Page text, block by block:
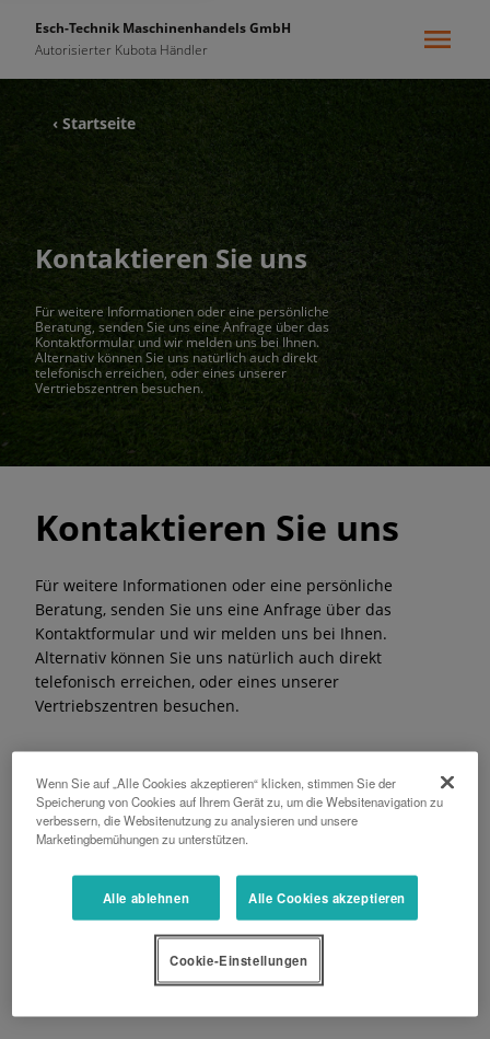
Esch-Technik Maschinenhandels GmbH
Autorisierter Kubota Händler
‹ Startseite
Kontaktieren Sie uns
Für weitere Informationen oder eine persönliche
Beratung, senden Sie uns eine Anfrage über das
Kontaktformular und wir melden uns bei Ihnen.
Alternativ können Sie uns natürlich auch direkt
telefonisch erreichen, oder eines unserer
Vertriebszentren besuchen.
Kontaktieren Sie uns
Für weitere Informationen oder eine persönliche
Beratung, senden Sie uns eine Anfrage über das
Kontaktformular und wir melden uns bei Ihnen.
Alternativ können Sie uns natürlich auch direkt
telefonisch erreichen, oder eines unserer
Vertriebszentren besuchen.
Telefon
Adresse
Klagenfurter Straße 129,
9300 St. Veit an der Glan
Wenn Sie auf „Alle Cookies akzeptieren“ klicken, stimmen Sie der
Speicherung von Cookies auf Ihrem Gerät zu, um die Websitenavigation zu
verbessern, die Websitenutzung zu analysieren und unsere
Marketingbemühungen zu unterstützen.
Alle ablehnen Alle Cookies akzeptieren
Cookie-Einstellungen